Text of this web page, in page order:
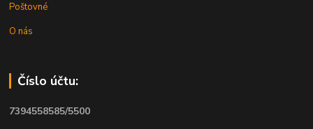
Poštovné
O nás
Číslo účtu:
7394558585/5500